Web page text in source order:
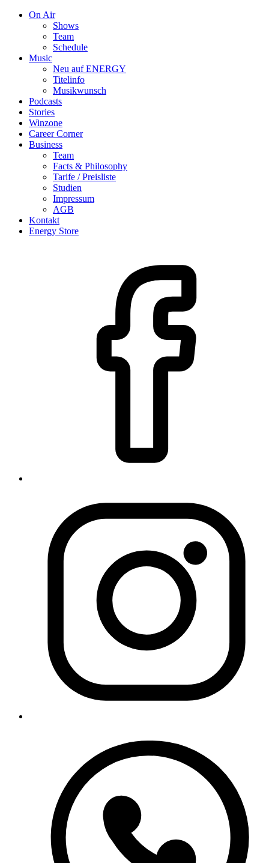
On Air
Shows
Team
Schedule
Music
Neu auf ENERGY
Titelinfo
Musikwunsch
Podcasts
Stories
Winzone
Career Corner
Business
Team
Facts & Philosophy
Tarife / Preisliste
Studien
Impressum
AGB
Kontakt
Energy Store